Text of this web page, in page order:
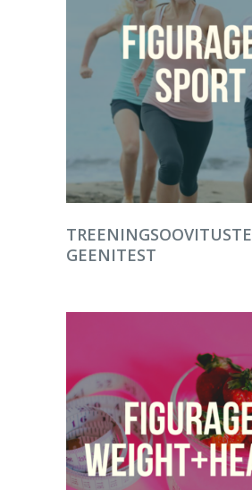
LISA KORVI
TREENINGSOOVITUSTE
GEENITEST